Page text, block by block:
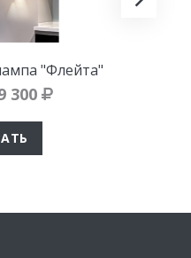
"Флейта"
300